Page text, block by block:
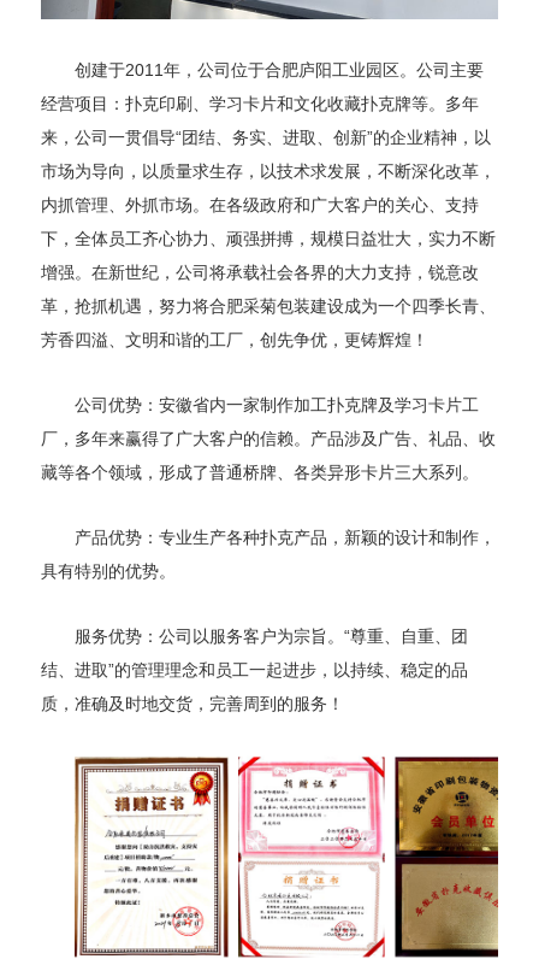
创建于2011年，公司位于合肥庐阳工业园区。公司主要
经营项目：扑克印刷、学习卡片和文化收藏扑克牌等。多年
来，公司一贯倡导“团结、务实、进取、创新”的企业精神，以
市场为导向，以质量求生存，以技术求发展，不断深化改革，
内抓管理、外抓市场。在各级政府和广大客户的关心、支持
下，全体员工齐心协力、顽强拼搏，规模日益壮大，实力不断
增强。在新世纪，公司将承载社会各界的大力支持，锐意改
革，抢抓机遇，努力将合肥采菊包装建设成为一个四季长青、
芳香四溢、文明和谐的工厂，创先争优，更铸辉煌！
公司优势：安徽省内一家制作加工扑克牌及学习卡片工
厂，多年来赢得了广大客户的信赖。产品涉及广告、礼品、收
藏等各个领域，形成了普通桥牌、各类异形卡片三大系列。
产品优势：专业生产各种扑克产品，新颖的设计和制作，
具有特别的优势。
服务优势：公司以服务客户为宗旨。“尊重、自重、团
结、进取”的管理理念和员工一起进步，以持续、稳定的品
质，准确及时地交货，完善周到的服务！